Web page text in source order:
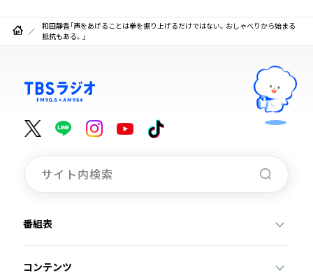
和田靜香「声をあげることは拳を振り上げるだけではない。おしゃべりから始まる
抵抗もある。」
番組表
コンテンツ